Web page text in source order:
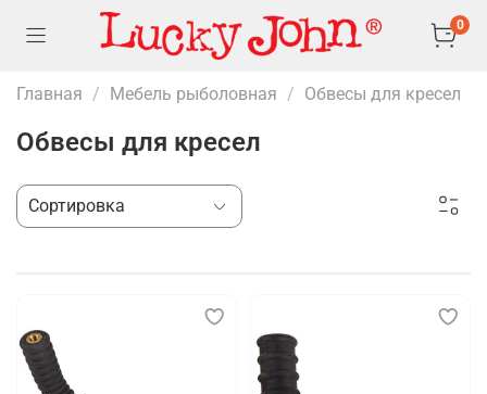
0
Главная Мебель рыболовная Обвесы для кресел
Обвесы для кресел